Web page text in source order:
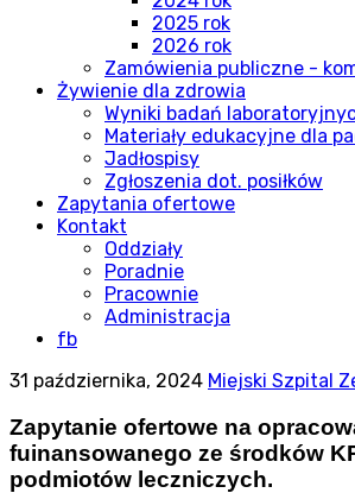
2025 rok
2026 rok
Zamówienia publiczne -
Żywienie dla zdrowia
Wyniki badań
Materiały edukacyjne dla
Jadłospisy
Zgłoszenia dot. posiłków
Zapytania ofertowe
Kontakt
Oddziały
Poradnie
Pracownie
Administracja
fb
31 października, 2024 Miejski Szpital
Zapytanie ofertowe na
fuinansowanego ze środków
podmiotów leczniczych.